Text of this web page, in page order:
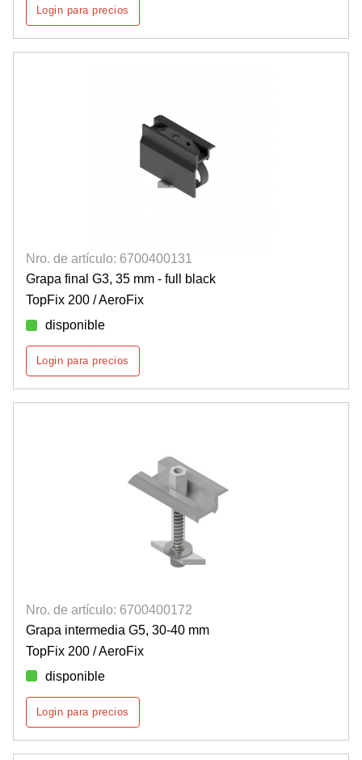
Login para precios
Nro. de artículo: 6700400131
Grapa final G3, 35 mm - full black
TopFix 200 / AeroFix
disponible
Login para precios
Nro. de artículo: 6700400172
Grapa intermedia G5, 30-40 mm
TopFix 200 / AeroFix
disponible
Login para precios